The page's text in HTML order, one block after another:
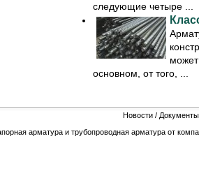
следующие четыре ...
основном, от того, ...
Новости / Документы
арматура и трубопроводная арматура от